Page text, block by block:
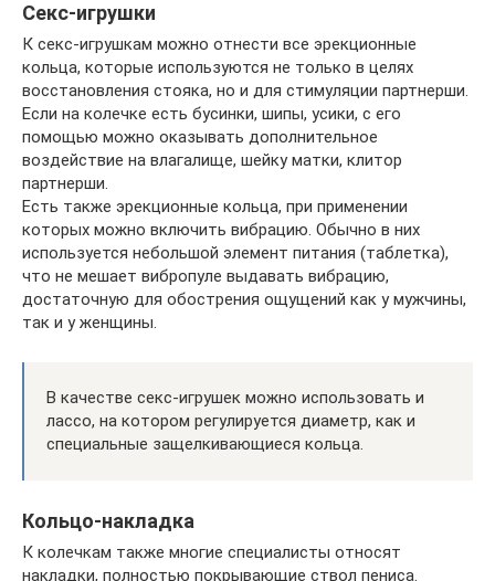
Секс-игрушки
К секс-игрушкам можно отнести все эрекционные
кольца, которые используются не только в целях
восстановления стояка, но и для стимуляции партнерши.
Если на колечке есть бусинки, шипы, усики, с его
помощью можно оказывать дополнительное
воздействие на влагалище, шейку матки, клитор
партнерши.
Есть также эрекционные кольца, при применении
которых можно включить вибрацию. Обычно в них
используется небольшой элемент питания (таблетка),
что не мешает вибропуле выдавать вибрацию,
достаточную для обострения ощущений как у мужчины,
так и у женщины.
В качестве секс-игрушек можно использовать и
лассо, на котором регулируется диаметр, как и
специальные защелкивающиеся кольца.
Кольцо-накладка
К колечкам также многие специалисты относят
накладки, полностью покрывающие ствол пениса.